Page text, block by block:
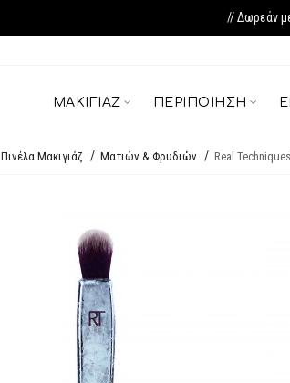
// Δωρεάν
ΜΑΚΙΓΙΆΖ ΠΕΡΙΠΟΊΗΣΗ
Πινέλα Μακιγιάζ Ματιών & Φρυδιών Real